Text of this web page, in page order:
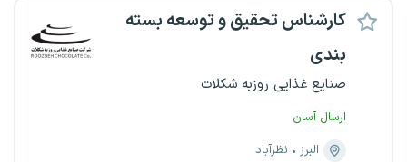
کارشناس تحقیق و توسعه بسته
بندی
صنایع غذایی روزبه شکلات
ارسال آسان
البرز
نظرآباد